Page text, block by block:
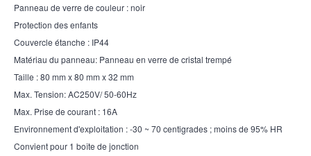
Panneau de verre de couleur : noir
Protection des enfants
Couvercle étanche : IP44
Matériau du panneau: Panneau en verre de cristal trempé
Taille : 80 mm x 80 mm x 32 mm
Max. Tension: AC250V/ 50-60Hz
Max. Prise de courant : 16A
Environnement d'exploitation : -30 ~ 70 centigrades ; moins de 95% HR
Convient pour 1 boîte de jonction